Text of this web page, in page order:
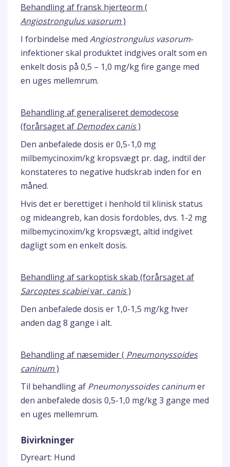
Behandling af fransk hjerteorm (
Angiostrongulus vasorum)
I forbindelse med Angiostrongulus vasorum-
infektioner skal produktet indgives oralt som en
enkelt dosis på 0,5 – 1,0 mg/kg fire gange med
en uges mellemrum.
Behandling af generaliseret demodecose
(forårsaget af Demodex canis)
Den anbefalede dosis er 0,5-1,0 mg
milbemycinoxim/kg kropsvægt pr. dag, indtil der
konstateres to negative hudskrab inden for en
måned.
Hvis det er berettiget i henhold til klinisk status
og mideangreb, kan dosis fordobles, dvs. 1-2 mg
milbemycinoxim/kg kropsvægt, altid indgivet
dagligt som en enkelt dosis.
Behandling af sarkoptisk skab (forårsaget af
Sarcoptes scabieivar. canis)
Den anbefalede dosis er 1,0-1,5 mg/kg hver
anden dag 8 gange i alt.
Behandling af næsemider ( Pneumonyssoides
caninum)
Til behandling af Pneumonyssoides caninumer
den anbefalede dosis 0,5-1,0 mg/kg 3 gange med
en uges mellemrum.
Bivirkninger
Dyreart: Hund